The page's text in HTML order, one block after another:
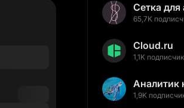
Сетка для
65,7K
Cloud.ru
1,1K
Аналитик
Неверов
1,9K